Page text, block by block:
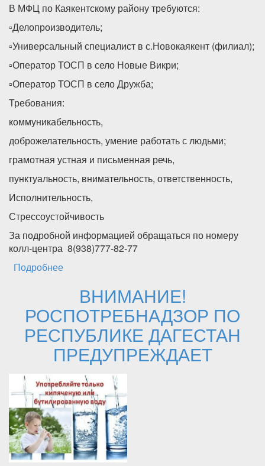
В МФЦ по Каякентскому району требуются:
▫️Делопроизводитель;
▫️Универсальный специалист в с.Новокаякент (филиал);
▫️Оператор ТОСП в село Новые Викри;
▫️Оператор ТОСП в село Дружба;
Требования:
коммуникабельность,
доброжелательность, умение работать с людьми;
грамотная устная и письменная речь,
пунктуальность, внимательность, ответственность,
Исполнительность,
Стрессоустойчивость
За подробной информацией обращаться по номеру
колл-центра 8(938)777-82-77
Подробнее
ВНИМАНИЕ!
РОСПОТРЕБНАДЗОР ПО
РЕСПУБЛИКЕ ДАГЕСТАН
ПРЕДУПРЕЖДАЕТ